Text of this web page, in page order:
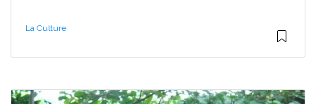
La Culture